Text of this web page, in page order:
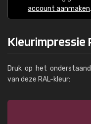
account aanmaken.
Kleurimpressie
Druk op het
van deze RAL-kleur: